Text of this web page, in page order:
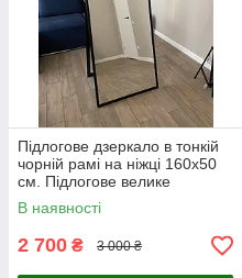
Підлогове дзеркало в тонкій
чорній рамі на ніжці 160x50
см. Підлогове велике
дзеркало в тонкій рамі з
ніжкою
В наявності
2 700 ₴ 3 000 ₴